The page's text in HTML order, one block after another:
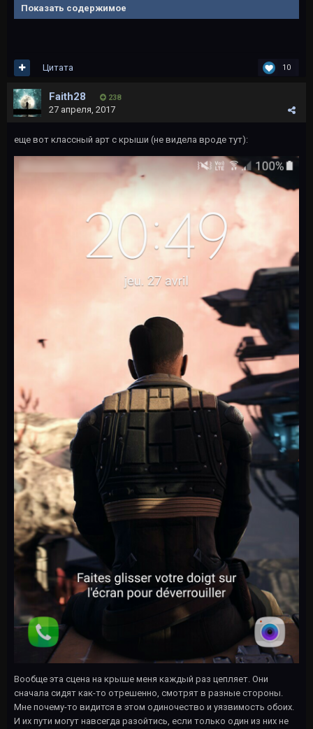
Показать содержимое
10
Цитата
Faith28 238
27 апреля, 2017
еще вот классный арт с крыши (не видела вроде тут):
Вообще эта сцена на крыше меня каждый раз цепляет. Они
сначала сидят как-то отрешенно, смотрят в разные стороны.
Мне почему-то видится в этом одиночество и уязвимость обоих.
И их пути могут навсегда разойтись, если только один из них не